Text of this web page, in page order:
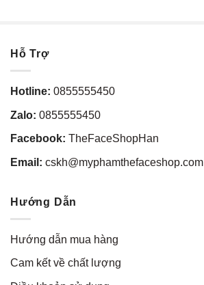
Hỗ Trợ
Hotline: 0855555450
Zalo: 0855555450
Facebook: TheFaceShopHan
Email: cskh@myphamthefaceshop.com
Hướng Dẫn
Hướng dẫn mua hàng
Cam kết về chất lượng